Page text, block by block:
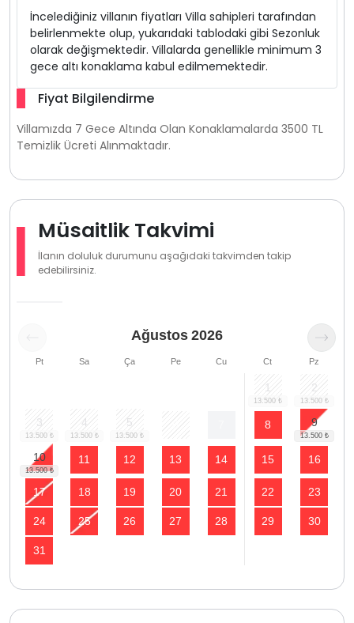
İncelediğiniz villanın fiyatları Villa sahipleri tarafından
belirlenmekte olup, yukarıdaki tablodaki gibi Sezonluk
olarak değişmektedir. Villalarda genellikle minimum 3
gece altı konaklama kabul edilmemektedir.
Fiyat Bilgilendirme
Villamızda 7 Gece Altında Olan Konaklamalarda 3500 TL
Temizlik Ücreti Alınmaktadır.
Müsaitlik Takvimi
İlanın doluluk durumunu aşağıdaki takvimden takip
edebilirsiniz.
Ağustos 2026
Pt Sa Ça Pe Cu Ct Pz
1 2
3 4 5 8 9
10 11 12 13 14 15 16
17 18 19 20 21 22 23
24 25 26 27 28 29 30
31